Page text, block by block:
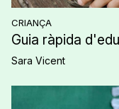
CRIANÇA
Guia ràpida
Sara Vicent